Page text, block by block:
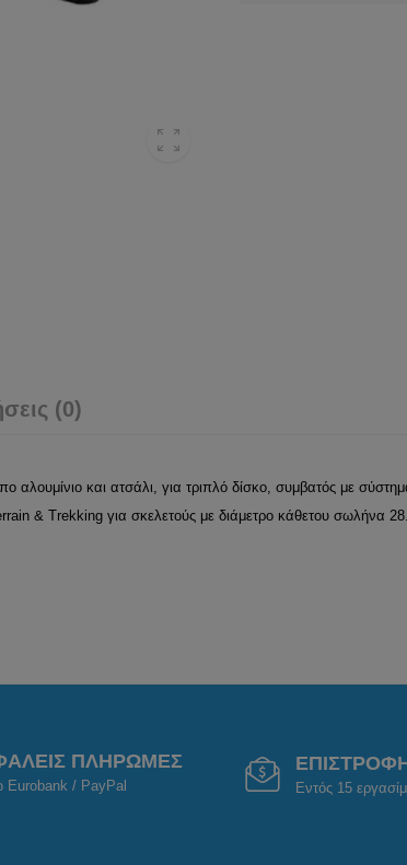
(0)
αλουμίνιο και ατσάλι, για τριπλό δίσκο, συμβατός με
& Trekking για σκελετούς με διάμετρο κάθετου σωλήνα
ΠΛΗΡΩΜΕΣ
Eurobank / PayPal Εντός 15